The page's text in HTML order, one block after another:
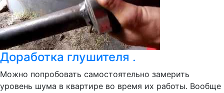
Доработка глушителя .
Можно попробовать самостоятельно замерить
уровень шума в квартире во время их работы. Вообще